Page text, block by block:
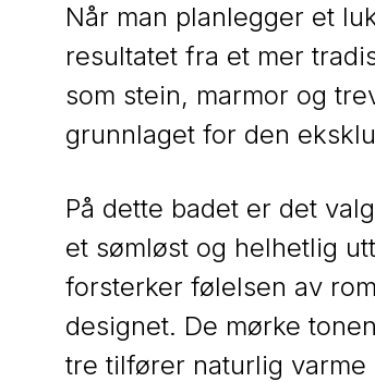
Når man planlegger et
resultatet fra et mer
som stein, marmor og
grunnlaget for den
På dette badet er det
et sømløst og helhetlig
forsterker følelsen av
designet. De mørke
tre tilfører naturlig